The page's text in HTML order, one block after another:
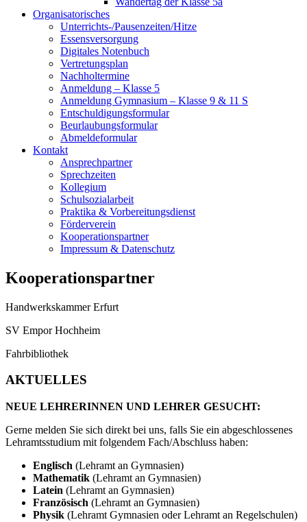
Organisatorisches
Unterrichts-/Pausenzeiten/Hitze
Essensversorgung
Digitales Notenbuch
Vertretungsplan
Nachholtermine
Anmeldung – Klasse 5
Anmeldung Gymnasium – Klasse 9 & 11 S
Entschuldigungsformular
Beurlaubungsformular
Abmeldeformular
Kontakt
Ansprechpartner
Sprechzeiten
Kollegium
Schulsozialarbeit
Praktika & Vorbereitungsdienst
Förderverein
Kooperationspartner
Impressum & Datenschutz
Kooperationspartner
Handwerkskammer Erfurt
SV Empor Hochheim
Fahrbibliothek
AKTUELLES
NEUE LEHRERINNEN UND LEHRER GESUCHT:
Gerne melden Sie sich direkt bei uns, falls Sie ein abgeschlossenes
Lehramtsstudium mit folgendem Fach/Abschluss haben:
Englisch (Lehramt an Gymnasien)
Mathematik (Lehramt an Gymnasien)
Latein (Lehramt an Gymnasien)
Französisch (Lehramt an Gymnasien)
Physik (Lehramt Gymnasien oder Lehramt an Regelschulen)